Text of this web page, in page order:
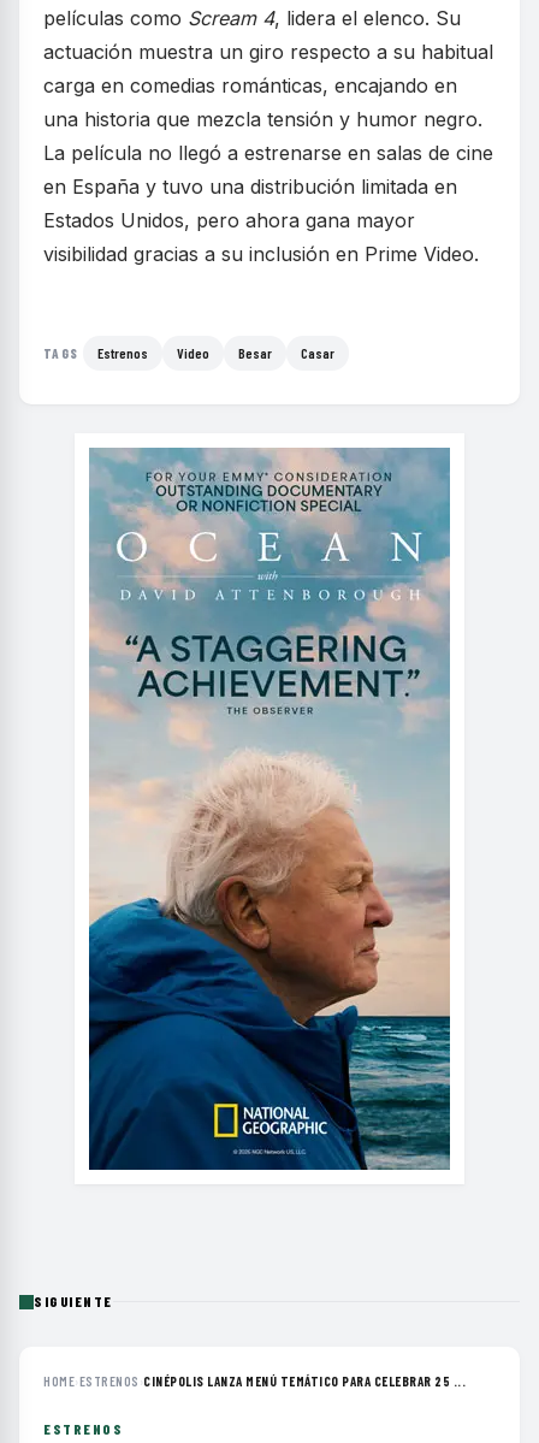
películas como Scream 4, lidera el elenco. Su
actuación muestra un giro respecto a su habitual
carga en comedias románticas, encajando en
una historia que mezcla tensión y humor negro.
La película no llegó a estrenarse en salas de cine
en España y tuvo una distribución limitada en
Estados Unidos, pero ahora gana mayor
visibilidad gracias a su inclusión en Prime Video.
TAGS Estrenos Video Besar Casar
SIGUIENTE
HOME›ESTRENOS ›CINÉPOLIS LANZA MENÚ TEMÁTICO PARA CELEBRAR 25 ...
ESTRENOS